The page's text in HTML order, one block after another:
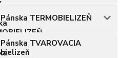
Pánska TERMOBIELIZEŇ
Pánska TVAROVACIA
bielizeň